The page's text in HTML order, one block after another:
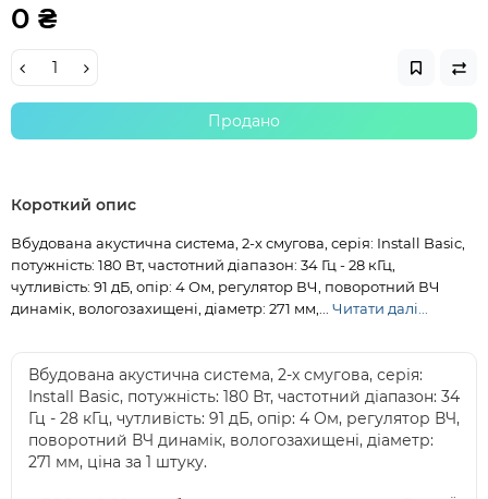
0 ₴
Продано
Короткий опис
Вбудована акустична система, 2-х смугова, серія: Install Basic,
потужність: 180 Вт, частотний діапазон: 34 Гц - 28 кГц,
чутливість: 91 дБ, опір: 4 Ом, регулятор ВЧ, поворотний ВЧ
динамік, вологозахищені, діаметр: 271 мм,... Читати далі...
Вбудована акустична система, 2-х смугова, серія:
Install Basic, потужність: 180 Вт, частотний діапазон: 34
Гц - 28 кГц, чутливість: 91 дБ, опір: 4 Ом, регулятор ВЧ,
поворотний ВЧ динамік, вологозахищені, діаметр:
271 мм, ціна за 1 штуку.